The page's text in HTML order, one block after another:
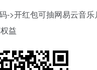
->开红包可抽网易云音
益